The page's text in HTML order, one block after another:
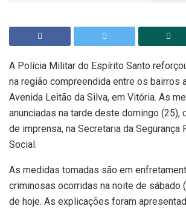
A Polícia Militar do Espírito Santo
na região compreendida entre os bairros
Avenida Leitão da Silva, em Vitória. As
anunciadas na tarde deste domingo (25),
de imprensa, na Secretaria da Segurança
Social.
As medidas tomadas são em
criminosas ocorridas na noite de sábado
de hoje. As explicações foram